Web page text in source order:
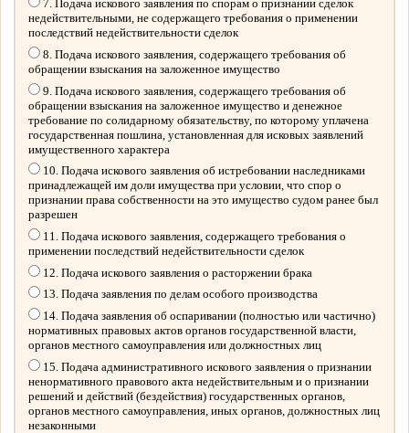
7. Подача искового заявления по спорам о признании сделок
недействительными, не содержащего требования о применении
последствий недействительности сделок
8. Подача искового заявления, содержащего требования об
обращении взыскания на заложенное имущество
9. Подача искового заявления, содержащего требования об
обращении взыскания на заложенное имущество и денежное
требование по солидарному обязательству, по которому уплачена
государственная пошлина, установленная для исковых заявлений
имущественного характера
10. Подача искового заявления об истребовании наследниками
принадлежащей им доли имущества при условии, что спор о
признании права собственности на это имущество судом ранее был
разрешен
11. Подача искового заявления, содержащего требования о
применении последствий недействительности сделок
12. Подача искового заявления о расторжении брака
13. Подача заявления по делам особого производства
14. Подача заявления об оспаривании (полностью или частично)
нормативных правовых актов органов государственной власти,
органов местного самоуправления или должностных лиц
15. Подача административного искового заявления о признании
ненормативного правового акта недействительным и о признании
решений и действий (бездействия) государственных органов,
органов местного самоуправления, иных органов, должностных лиц
незаконными